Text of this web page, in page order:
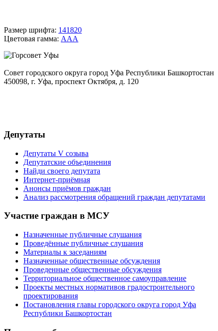
Размер шрифта: 141820
Цветовая гамма: AAA
Совет городского округа город Уфа Республики Башкортостан
450098, г. Уфа, проспект Октября, д. 120
Депутаты
Депутаты V созыва
Депутатские объединения
Найди своего депутата
Интернет-приёмная
Анонсы приёмов граждан
Анализ рассмотрения обращений граждан депутатами
Участие граждан в МСУ
Назначенные публичные слушания
Проведённые публичные слушания
Материалы к заседаниям
Назначенные общественные обсуждения
Проведенные общественные обсуждения
Территориальное общественное самоуправление
Проекты местных нормативов градостроительного
проектирования
Постановления главы городского округа город Уфа
Республики Башкортостан